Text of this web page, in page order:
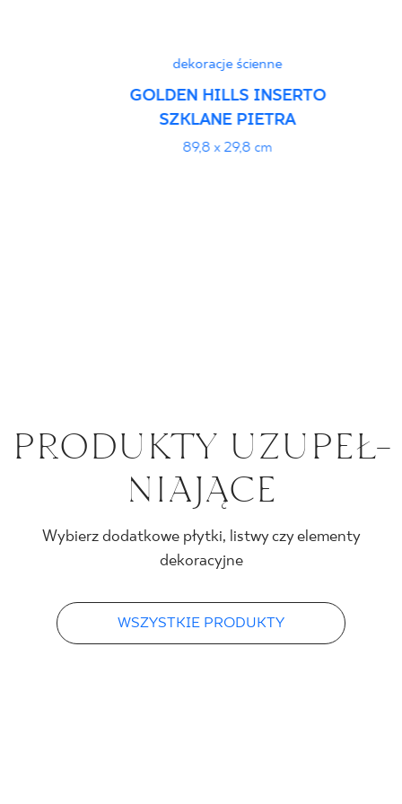
dekoracje ścienne
GOLDEN HILLS INSERTO
SZKLANE PIETRA
89,8 x 29,8 cm
PRO­DUK­TY UZU­PEŁ­
NIA­JĄ­CE
Wybierz dodatkowe płytki, listwy czy elementy
dekoracyjne
WSZYSTKIE PRODUKTY